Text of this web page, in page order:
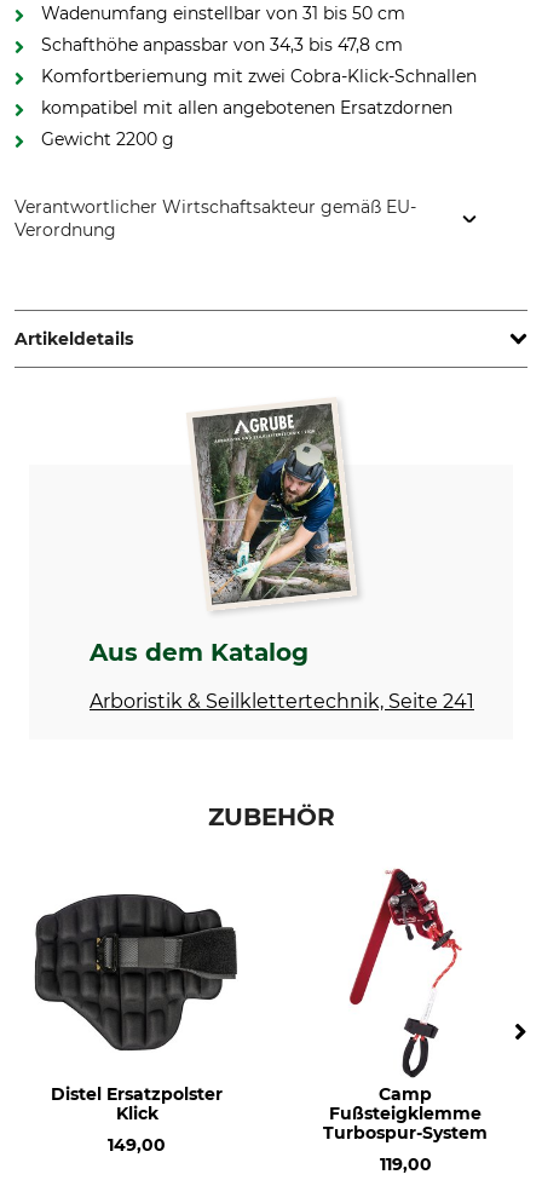
Wadenumfang einstellbar von 31 bis 50 cm
Schafthöhe anpassbar von 34,3 bis 47,8 cm
Komfortberiemung mit zwei Cobra-Klick-Schnallen
kompatibel mit allen angebotenen Ersatzdornen
Gewicht 2200 g
Verantwortlicher Wirtschaftsakteur gemäß EU-
Verordnung
Str.7, 72525 Muensingen, Germany, www.distelforst.de
Artikeldetails
Produkttyp
Steigeisen
Herstellung
Made in Germany
Aus dem Katalog
Arboristik & Seilklettertechnik, Seite 241
ZUBEHÖR
Distel Ersatzpolster
Klick
149,00
Camp
Fußsteigklemme
Turbospur-System
119,00